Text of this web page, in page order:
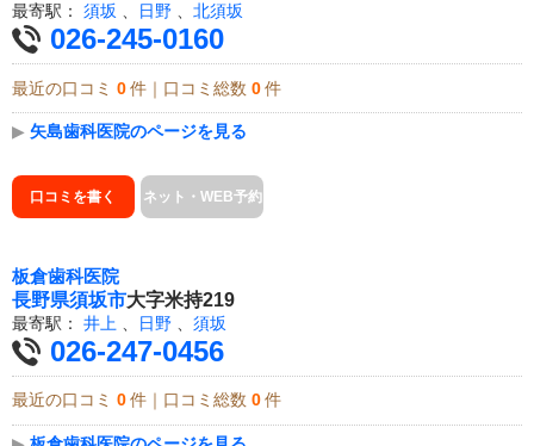
最寄駅： 須坂 、 日野 、 北須坂
026-245-0160
最近の口コミ 0 件｜口コミ総数 0 件
▶ 矢島歯科医院のページを見る
口コミを書く ネット・WEB予約
板倉歯科医院
長野県須坂市大字米持219
最寄駅： 井上 日野 須坂
026-247-0456
最近の口コミ 0 件｜口コミ総数 0 件